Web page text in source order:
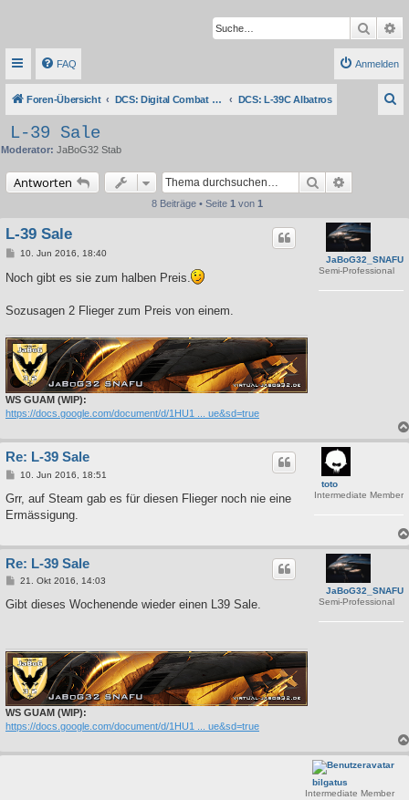
Suche
FAQ Anmelden
Foren-Übersicht DCS: Digital Combat Simulator Series DCS: L-39C Albatros
L-39 Sale
Moderator: JaBoG32 Stab
Antworten Suche
8 Beiträge • Seite 1 von 1
JaBoG32_SNAFU
Semi-Professional
L-39 Sale
B
i
t
a
g
10. Jun 2016, 18:40
Noch gibt es sie zum halben Preis.
Sozusagen 2 Flieger zum Preis von einem.
WS GUAM (WIP):
https://docs.google.com/document/d/1HU1 ... ue&sd=true
toto
Intermediate Member
Re: L-39 Sale
B
i
r
10. Jun 2016, 18:51
Grr, auf Steam gab es für diesen Flieger noch nie eine
Ermässigung.
JaBoG32_SNAFU
Semi-Professional
Re: L-39 Sale
B
i
21. Okt 2016, 14:03
Gibt dieses Wochenende wieder einen L39 Sale.
WS GUAM (WIP):
https://docs.google.com/document/d/1HU1 ... ue&sd=true
bilgatus
Intermediate Member